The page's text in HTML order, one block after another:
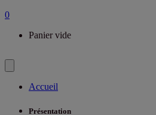
0
Panier vide
Accueil
Présentation